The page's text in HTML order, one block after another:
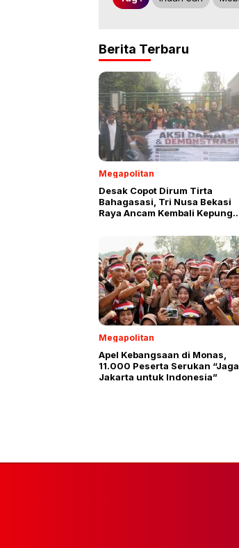
Berita Terbaru
Megapolitan
Desak Copot Dirum Tirta
Bahagasasi, Tri Nusa Bekasi
Raya Ancam Kembali Kepung
Megapolitan
Apel Kebangsaan di Monas,
11.000 Peserta Serukan “Jaga
Jakarta untuk Indonesia”